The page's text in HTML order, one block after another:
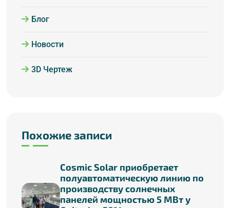
Блог
Новости
3D Чертеж
Похожие записи
Cosmic Solar приобретает
полуавтоматическую линию по
производству солнечных
панелей мощностью 5 МВт у